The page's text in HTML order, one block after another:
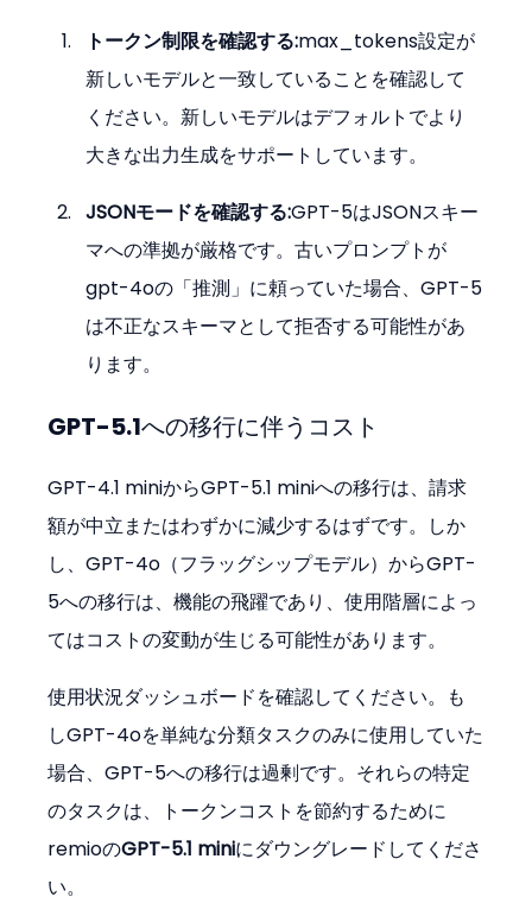
トークン制限を確認する:max_tokens設定が
新しいモデルと一致していることを確認して
ください。新しいモデルはデフォルトでより
大きな出力生成をサポートしています。
JSONモードを確認する:GPT-5はJSONスキー
マへの準拠が厳格です。古いプロンプトが
gpt-4oの「推測」に頼っていた場合、GPT-5
は不正なスキーマとして拒否する可能性があ
ります。
GPT-5.1への移行に伴うコスト
GPT-4.1 miniからGPT-5.1 miniへの移行は、請求
額が中立またはわずかに減少するはずです。しか
し、GPT-4o（フラッグシップモデル）からGPT-
5への移行は、機能の飛躍であり、使用階層によっ
てはコストの変動が生じる可能性があります。
使用状況ダッシュボードを確認してください。も
しGPT-4oを単純な分類タスクのみに使用していた
場合、GPT-5への移行は過剰です。それらの特定
のタスクは、トークンコストを節約するために
remioのGPT-5.1 miniにダウングレードしてくださ
い。